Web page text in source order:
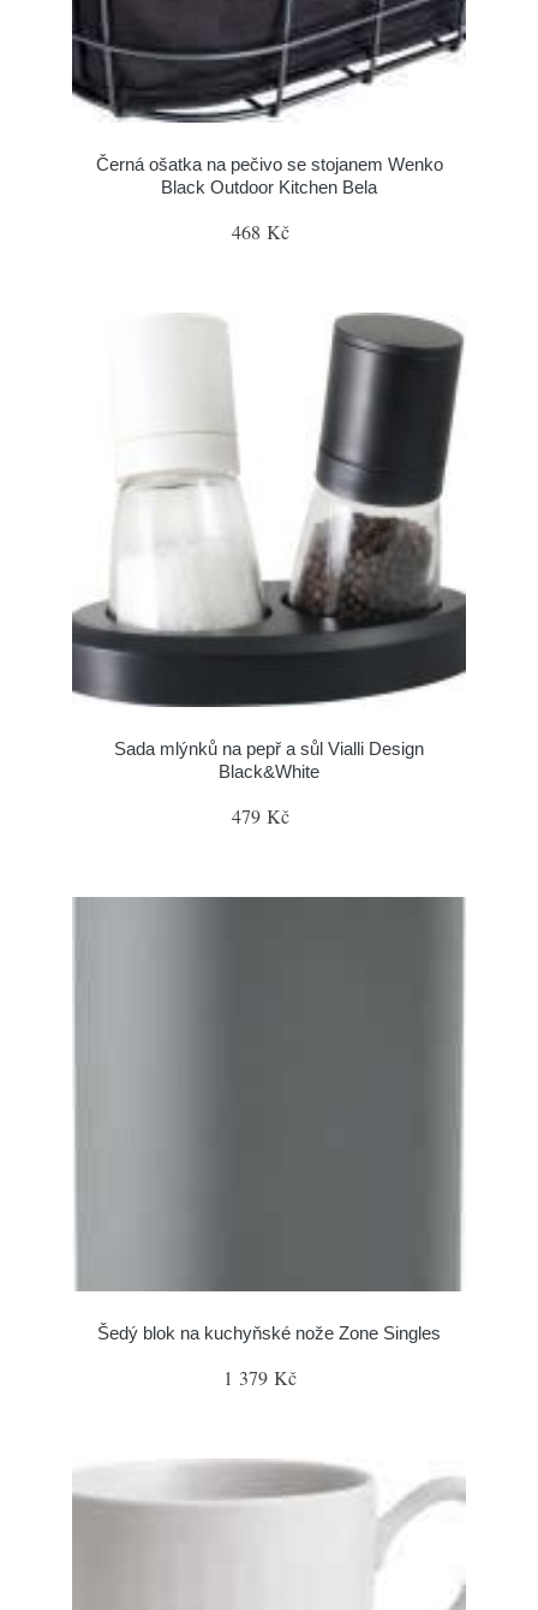
Černá ošatka na pečivo se stojanem Wenko
Black Outdoor Kitchen Bela
468 Kč
Sada mlýnků na pepř a sůl Vialli Design
Black&White
479 Kč
Šedý blok na kuchyňské nože Zone Singles
1 379 Kč